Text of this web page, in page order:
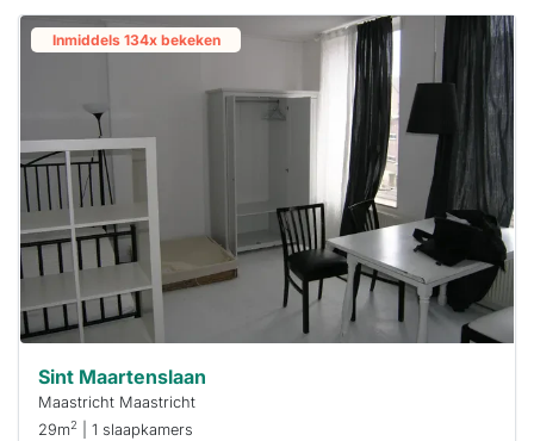
Inmiddels 134x bekeken
Sint Maartenslaan
Maastricht Maastricht
29m2 | 1 slaapkamers